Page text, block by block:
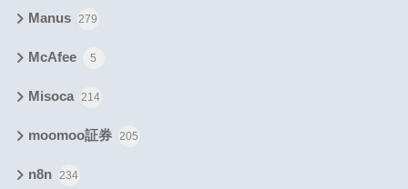
Manus 279
McAfee 5
Misoca 214
moomoo証券 205
n8n 234